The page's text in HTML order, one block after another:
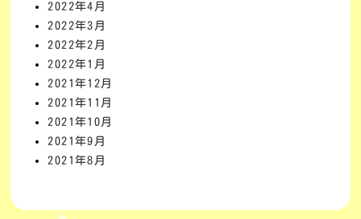
2022年4月
2022年3月
2022年2月
2022年1月
2021年12月
2021年11月
2021年10月
2021年9月
2021年8月